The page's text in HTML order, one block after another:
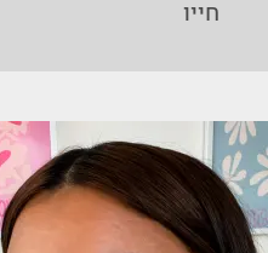
חייו